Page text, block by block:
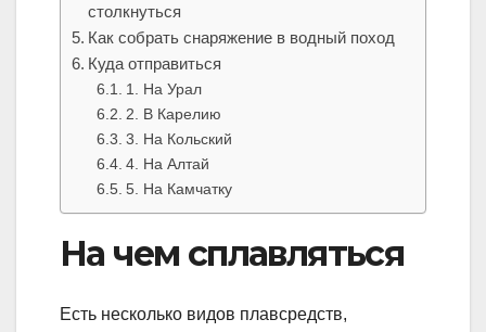
столкнуться
Как собрать снаряжение в водный поход
Куда отправиться
1. На Урал
2. В Карелию
3. На Кольский
4. На Алтай
5. На Камчатку
На чем сплавляться
Есть несколько видов плавсредств,